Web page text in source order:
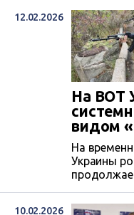
соавтором
вражеских
вторжения
вел блог,
городе.
12.02.2026
На ВОТ
видом
На
Украины
готовить к
10.02.2026